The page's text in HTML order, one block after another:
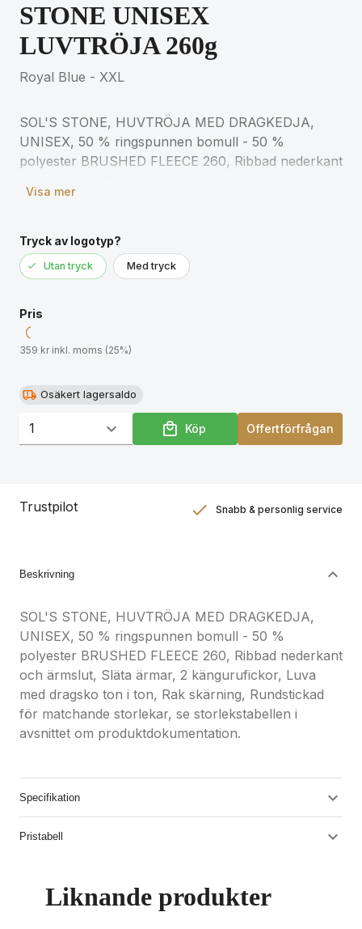
STONE UNISEX
LUVTRÖJA 260g
Royal Blue - XXL
SOL'S STONE, HUVTRÖJA MED DRAGKEDJA,
UNISEX, 50 % ringspunnen bomull - 50 %
polyester BRUSHED FLEECE 260, Ribbad nederkant
med dragsko ton i ton, Rak skärning, Rundstickad
avsnittet om produktdokumentation.
Visa mer
Tryck av logotyp?
Utan tryck Med tryck
Pris
359 kr inkl. moms (25%)
Osäkert lagersaldo
Köp Offertförfrågan
Trustpilot Snabb & personlig service
Beskrivning
SOL'S STONE, HUVTRÖJA MED DRAGKEDJA,
UNISEX, 50 % ringspunnen bomull - 50 %
polyester BRUSHED FLEECE 260, Ribbad nederkant
och ärmslut, Släta ärmar, 2 kängurufickor, Luva
med dragsko ton i ton, Rak skärning, Rundstickad
för matchande storlekar, se storlekstabellen i
avsnittet om produktdokumentation.
Specifikation
Pristabell
Liknande produkter